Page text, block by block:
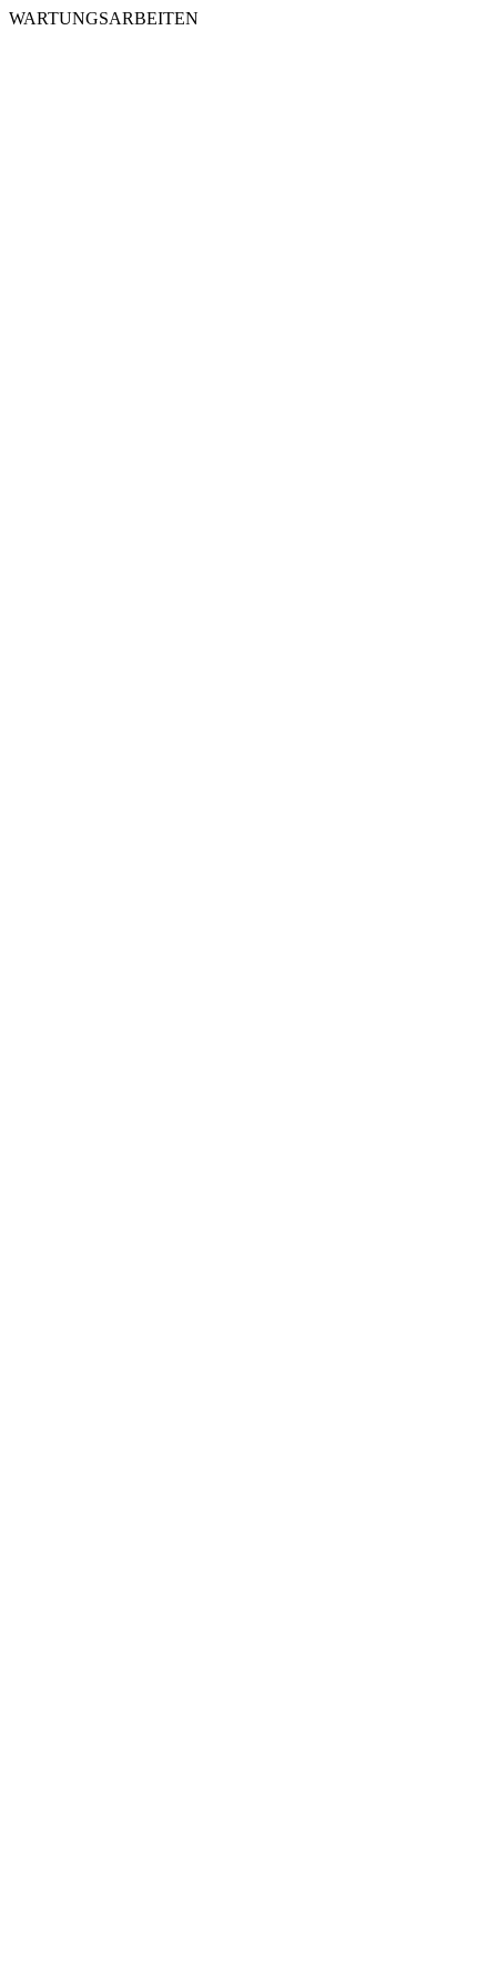
WARTUNGSARBEITEN